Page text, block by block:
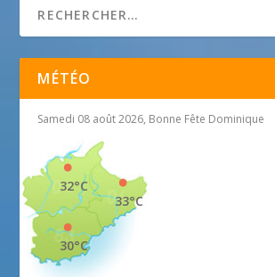
MÉTÉO
Samedi 08 août 2026, Bonne Fête Dominique
33°C
32°C
30°C